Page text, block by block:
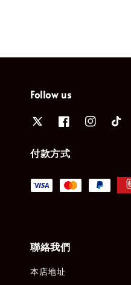
Follow us
付款方式
聯絡我們
本店地址